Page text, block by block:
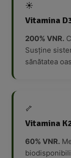
☀️
Vitamina
200% VNR.
Susține
sănătatea
🦴
Vitamina
60% VNR.